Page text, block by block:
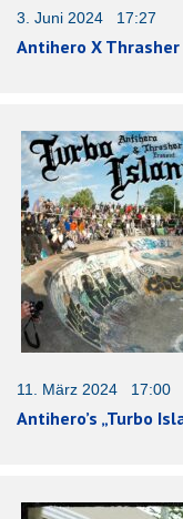
3. Juni 2024 17:27
Antihero X Thrasher
11. März 2024 17:00
Antihero’s „Turbo